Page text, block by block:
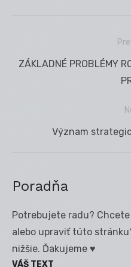
Navigácia
Previous
ZÁKLADNÉ PROBLÉMY
Next
Význam
Poradňa
Potrebujete radu?
alebo upraviť túto
nižšie. Ďakujeme ♥
VÁŠ TEXT